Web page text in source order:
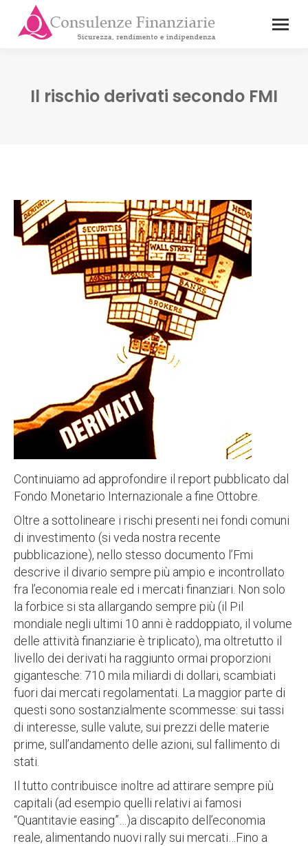
Il rischio derivati secondo FMI
Continuiamo ad approfondire il report pubblicato dal
Fondo Monetario Internazionale a fine Ottobre.
Oltre a sottolineare i rischi presenti nei fondi comuni
di investimento (si veda nostra recente
pubblicazione), nello stesso documento l’Fmi
descrive il divario sempre più ampio e incontrollato
fra l’economia reale ed i mercati finanziari. Non solo
la forbice si sta allargando sempre più (il Pil
mondiale negli ultimi 10 anni è raddoppiato, il volume
delle attività finanziarie è triplicato), ma oltretutto il
livello dei derivati ha raggiunto ormai proporzioni
gigantesche: 710 mila miliardi di dollari, scambiati
fuori dai mercati regolamentati. La maggior parte di
questi sono sostanzialmente scommesse: sui tassi
di interesse, sulle valute, sui prezzi delle materie
prime, sull’andamento delle azioni, sul fallimento di
stati.
Il tutto contribuisce inoltre ad attirare sempre più
capitali (ad esempio quelli relativi ai famosi
“Quantitavie easing”…)a discapito dell’economia
reale, alimentando nuovi rally sui mercati…Fino a